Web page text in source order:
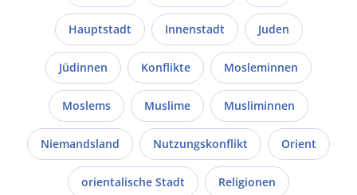
Hauptstadt Innenstadt Juden
Jüdinnen Konflikte Mosleminnen
Moslems Muslime Musliminnen
Niemandsland Nutzungskonflikt Orient
orientalische Stadt Religionen